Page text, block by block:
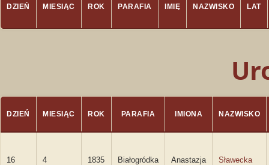
DZIEŃ MIESIĄC ROK PARAFIA IMIĘ NAZWISKO LAT
DZIEŃ MIESIĄC ROK PARAFIA IMIONA NAZWISKO
16 4 1835 Białogródka Anastazja Sławecka